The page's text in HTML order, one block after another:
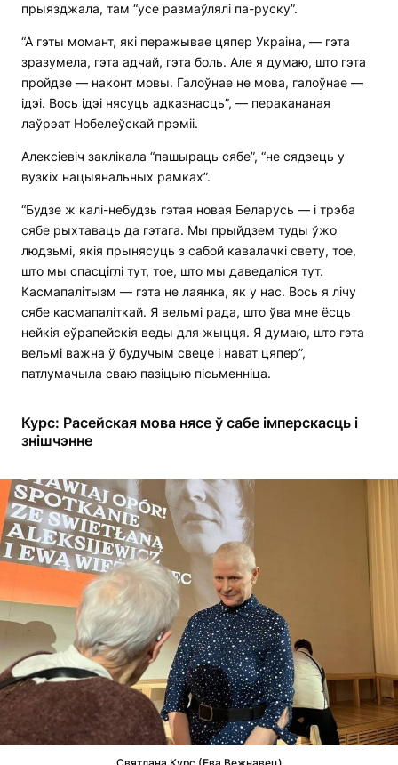
прыязджала, там “усе размаўлялі па-руску”.
“А гэты момант, які перажывае цяпер Украіна, — гэта
зразумела, гэта адчай, гэта боль. Але я думаю, што гэта
пройдзе — наконт мовы. Галоўнае не мова, галоўнае —
ідэі. Вось ідэі нясуць адказнасць”, — перакананая
лаўрэат Нобелеўскай прэміі.
Алексіевіч заклікала “пашыраць сябе”, “не сядзець у
вузкіх нацыянальных рамках”.
“Будзе ж калі-небудзь гэтая новая Беларусь — і трэба
сябе рыхтаваць да гэтага. Мы прыйдзем туды ўжо
людзьмі, якія прынясуць з сабой кавалачкі свету, тое,
што мы спасціглі тут, тое, што мы даведаліся тут.
Касмапалітызм — гэта не лаянка, як у нас. Вось я лічу
сябе касмапаліткай. Я вельмі рада, што ўва мне ёсць
нейкія еўрапейскія веды для жыцця. Я думаю, што гэта
вельмі важна ў будучым свеце і нават цяпер”,
патлумачыла сваю пазіцыю пісьменніца.
Курс: Расейская мова нясе ў сабе імперскасць і
знішчэнне